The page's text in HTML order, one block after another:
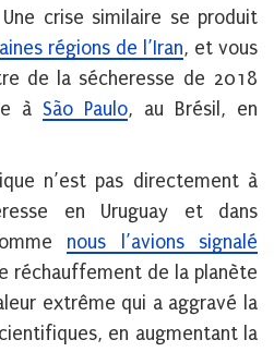
crise similaire se produit
régions de l’Iran, et vous
de la sécheresse de 2018
à São Paulo, au Brésil, en
n’est pas directement à
en Uruguay et dans
nous l’avions signalé
réchauffement de la planète
extrême qui a aggravé la
en augmentant la